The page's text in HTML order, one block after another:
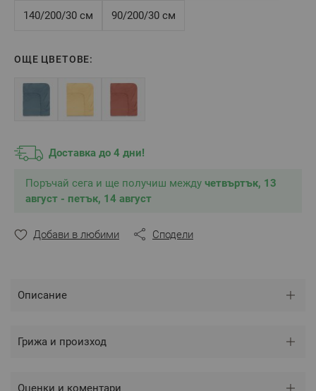
Цвят: Зелен
или по-малък, максимална височина на
см
Състав:100% памук ранфорс
** Снимките са илюстративни и е възможно
настройките на използваното устройство.
140/200/30 см 90/200/30 см
ОЩЕ ЦВЕТОВЕ:
Доставка до 4 дни!
Поръчай сега и ще получиш между четвъртък, 13
август - петък, 14 август
Добави в любими Сподели
Описание
Грижа и произход
Оценки и коментари